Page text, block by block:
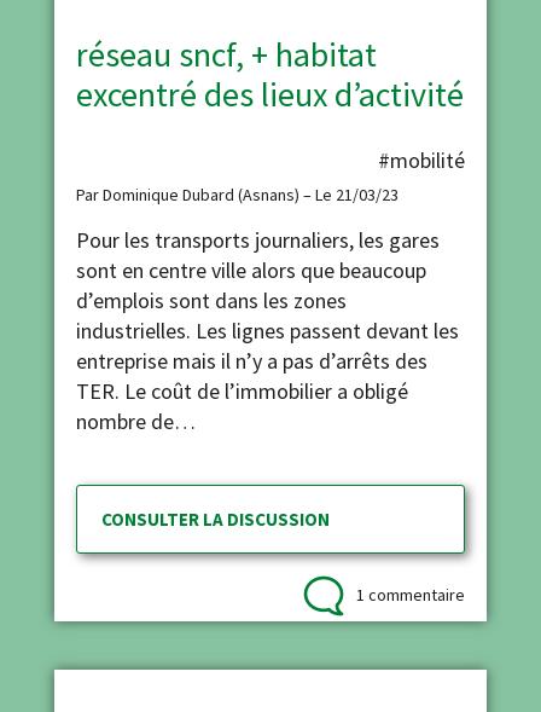
réseau sncf, + habitat
excentré des lieux d’activité
#mobilité
Par Dominique Dubard (Asnans) – Le 21/03/23
Pour les transports journaliers, les gares
sont en centre ville alors que beaucoup
d’emplois sont dans les zones
industrielles. Les lignes passent devant les
entreprise mais il n’y a pas d’arrêts des
TER. Le coût de l’immobilier a obligé
nombre de…
CONSULTER LA DISCUSSION
1 commentaire